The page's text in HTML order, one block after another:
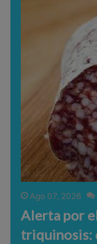
Ago 07, 2026
Alerta por
triquinosis: